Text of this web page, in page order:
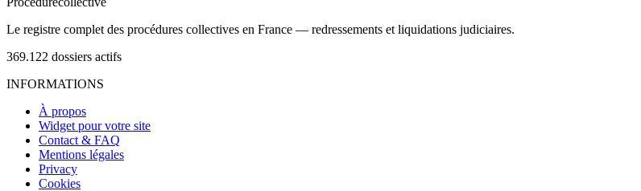
Le registre complet des procédures collectives en France — redressements et liquidations judiciaires.
369.122 dossiers actifs
INFORMATIONS
À propos
Widget pour votre site
Contact & FAQ
Mentions légales
Privacy
Cookies